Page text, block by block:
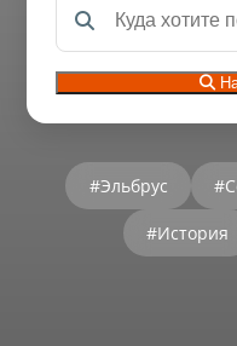
#Эльбрус
#История